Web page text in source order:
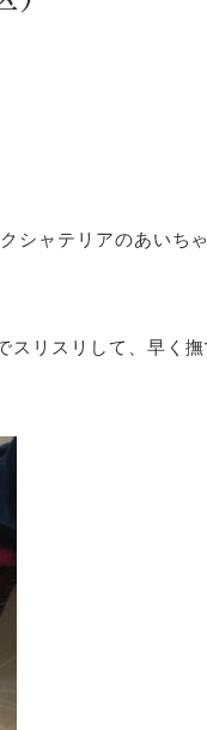
シャテリアのあいち
スリスリして、早く